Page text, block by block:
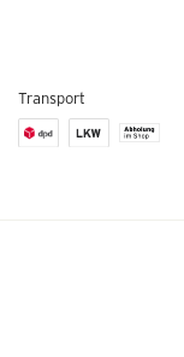
Transport